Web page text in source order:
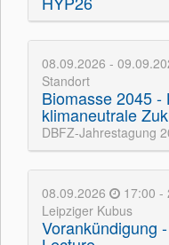
08.09.2026 -
Standort
Biomasse 2045
klimaneutrale
DBFZ-Jahrestagung
08.09.2026
17:00 -
Leipziger Kubus
Vorankündigung